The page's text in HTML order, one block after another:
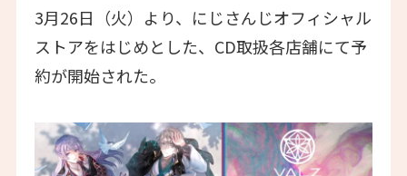
3月26日（火）より、にじさんじオフィシャル
ストアをはじめとした、CD取扱各店舗にて予
約が開始された。